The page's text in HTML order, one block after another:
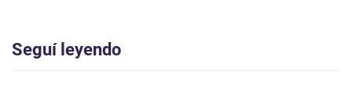
Seguí leyendo